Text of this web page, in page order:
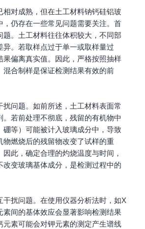
相对成熟，但在土工材料钠钙硅铝玻
，仍存在一些常见问题需要关注。首
题。土工材料往往体积较大，不同部
异。若取样点过于单一或取样量过
果偏离真实值。因此，严格按照抽样
混合制样是保证检测结果有效的前
扰问题。如前所述，土工材料表面常
。若前处理不彻底，残留的有机物中
硼等）可能被计入玻璃成分中，导致
物燃烧后的残留物改变了试样的重
此，确定合理的灼烧温度与时间，
改变玻璃基体成分，是检测过程中的
干扰问题。在使用仪器分析法时，如X
素间的基体效应会显著影响检测结果
元素可能会对钾元素的测定产生谱线